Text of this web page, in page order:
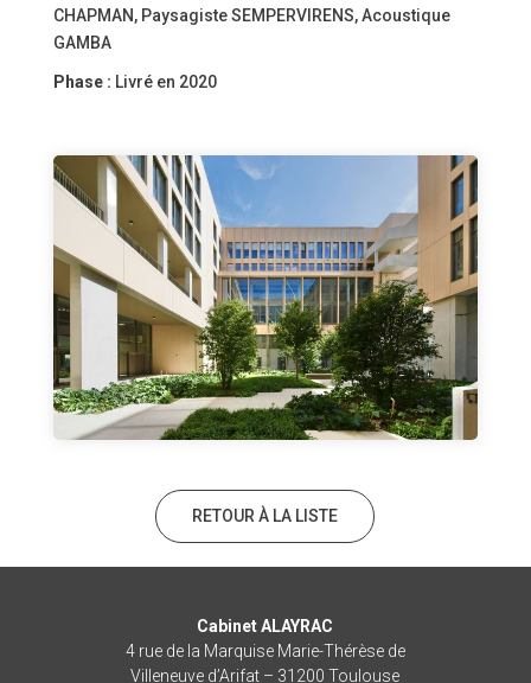
CHAPMAN, Paysagiste SEMPERVIRENS, Acoustique
GAMBA
Phase : Livré en 2020
RETOUR À LA LISTE
Cabinet ALAYRAC
4 rue de la Marquise Marie-Thérèse de
Villeneuve d’Arifat – 31200 Toulouse